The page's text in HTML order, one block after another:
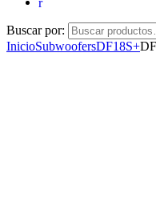
Buscar por:
InicioSubwoofersDF18S+